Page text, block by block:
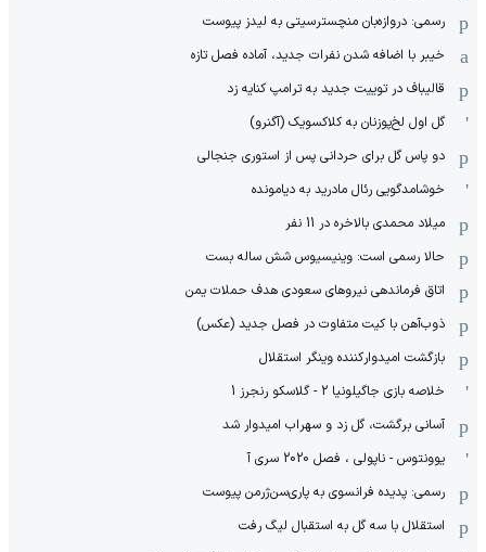
رسمی: دروازه‌بان منچسترسیتی به لیدز پیوست
خیبر با اضافه شدن نفرات جدید، آماده فصل تازه
قالیباف در توییت جدید به ترامپ کنایه زد
گل اول لخ‌پوزنان به کلاکسویک (آگنرو)
دو پاس گل برای حردانی پس از استوری جنجالی
خوشامدگویی رئال مادرید به دیامونده
میلاد محمدی بالاخره در 11 نفر
حالا رسمی است: وینیسیوس شش ساله بست
اتاق فرماندهی نیروهای سعودی هدف حملات یمن
ذوب‌آهن با کیت متفاوت در فصل جدید (عکس)
بازگشت امیدوارکننده وینگر استقلال
خلاصه بازی جاگیلونیا 2 - گلاسکو رنجرز 1
آسانی برگشت، گل زد و سهراب امیدوار شد
یوونتوس - ناپولی ، فصل 2020 سری آ
رسمی: پدیده فرانسوی به پاری‌سن‌ژرمن پیوست
استقلال با سه گل به استقبال لیگ رفت